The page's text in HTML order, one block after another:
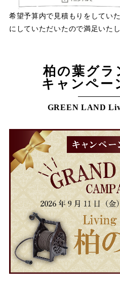
希望予算内で見積もりをしてい
にしていただいたので満足いたし
柏の葉グラ
キャンペー
GREEN LAND